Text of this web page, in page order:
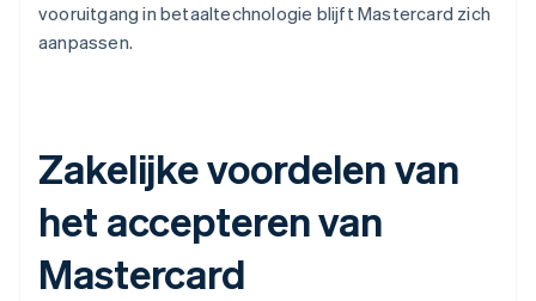
vooruitgang in betaaltechnologie blijft Mastercard zich
aanpassen.
Zakelijke voordelen van
het accepteren van
Mastercard